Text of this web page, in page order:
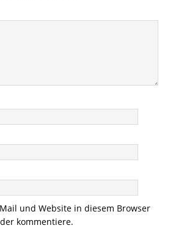
und Website in diesem Browser
kommentiere.